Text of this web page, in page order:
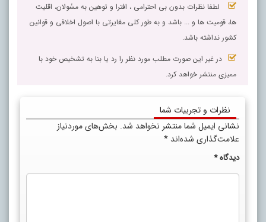
لطفا نظرات بدون بی احترامی ، افترا و توهین به مسٔولان، اقلیت
ها، قومیت ها و ... باشد و به طور کلی مغایرتی با اصول اخلاقی و قوانین
کشور نداشته باشد.
در غیر این صورت مطلب مورد نظر را رد یا بنا به تشخیص خود با
ممیزی منتشر خواهد کرد.
نظرات و تجربیات شما
نشانی ایمیل شما منتشر نخواهد شد. بخش‌های موردنیاز
علامت‌گذاری شده‌اند *
دیدگاه*